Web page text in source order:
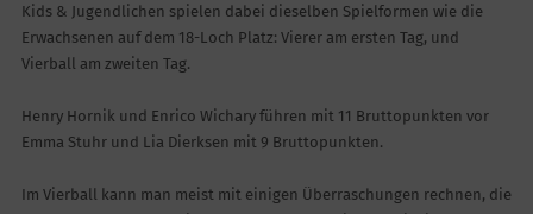
Kids & Jugendlichen spielen dabei dieselben Spielformen wie die
Erwachsenen auf dem 18-Loch Platz: Vierer am ersten Tag, und
Vierball am zweiten Tag.
Henry Hornik und Enrico Wichary führen mit 11 Bruttopunkten vor
Emma Stuhr und Lia Dierksen mit 9 Bruttopunkten.
Im Vierball kann man meist mit einigen Überraschungen rechnen, die